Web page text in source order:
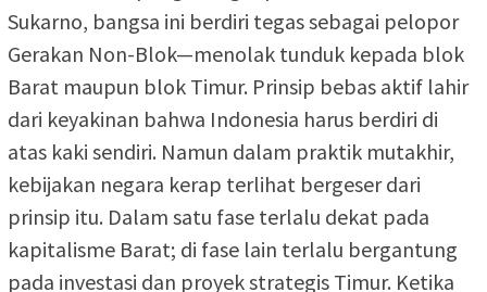
Sukarno, bangsa ini berdiri tegas sebagai pelopor
Gerakan Non-Blok—menolak tunduk kepada blok
Barat maupun blok Timur. Prinsip bebas aktif lahir
dari keyakinan bahwa Indonesia harus berdiri di
atas kaki sendiri. Namun dalam praktik mutakhir,
kebijakan negara kerap terlihat bergeser dari
prinsip itu. Dalam satu fase terlalu dekat pada
kapitalisme Barat; di fase lain terlalu bergantung
pada investasi dan proyek strategis Timur. Ketika